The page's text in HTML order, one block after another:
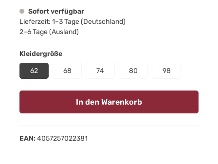
Sofort verfügbar
Lieferzeit: 1–3 Tage (Deutschland)
2–6 Tage (Ausland)
Kleidergrößeauswählen
62 68 74 80 98
In den Warenkorb
EAN: 4057257022381